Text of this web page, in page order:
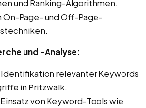
und Ranking-Algorithmen.
On-Page- und Off-Page-
und -Analyse:
Identifikation relevanter Keywords
in Pritzwalk.
von Keyword-Tools wie